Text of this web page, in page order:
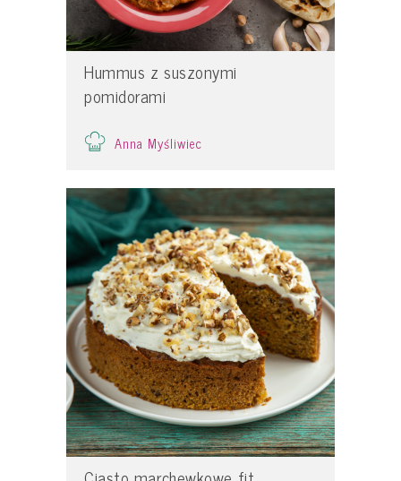
Hummus z suszonymi
pomidorami
Anna Myśliwiec